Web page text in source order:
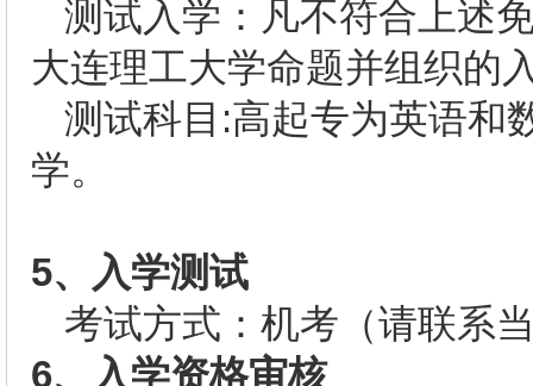
测试入学：凡不符合上述
大连理工大学命题并组织的
测试科目:高起专为英语和
学。
5、入学测试
考试方式：机考（请联系
6、入学资格审核